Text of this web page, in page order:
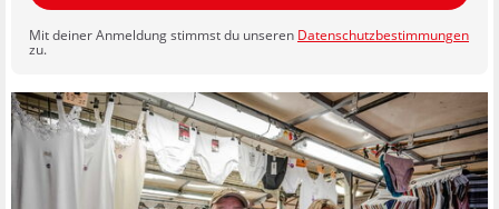
Mit deiner Anmeldung stimmst du unseren Datenschutzbestimmungen
zu.